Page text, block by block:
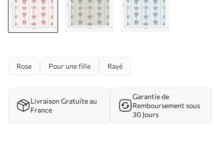
Rose Pour une fille Rayé
Livraison Gratuite au
France
Garantie de
Remboursement sous
30 Jours